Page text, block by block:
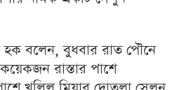
হক বলেন, বুধবার রাত পৌনে
রাস্তার পাশে